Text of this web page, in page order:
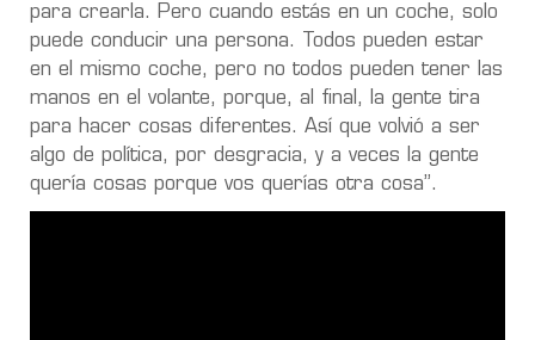
para crearla. Pero cuando estás en un coche, solo
puede conducir una persona. Todos pueden estar
en el mismo coche, pero no todos pueden tener las
manos en el volante, porque, al final, la gente tira
para hacer cosas diferentes. Así que volvió a ser
algo de política, por desgracia, y a veces la gente
quería cosas porque vos querías otra cosa”.